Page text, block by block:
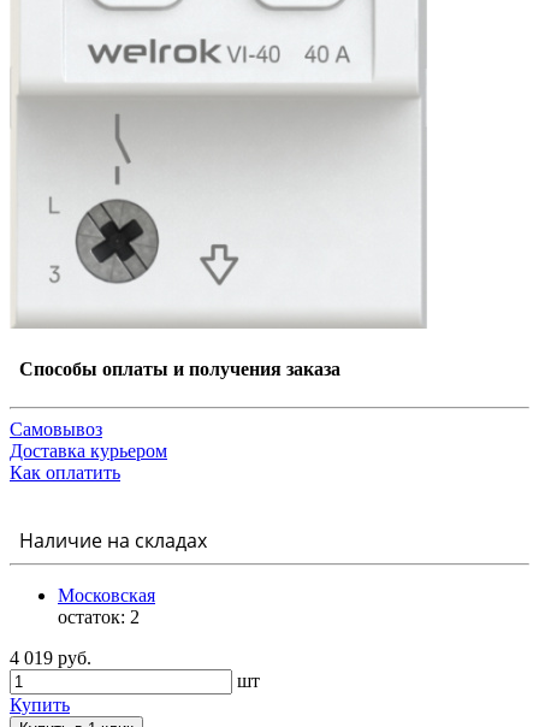
Способы оплаты и получения заказа
Самовывоз
Доставка курьером
Как оплатить
Наличие на складах
Московская
остаток: 2
4 019 руб.
шт
Купить